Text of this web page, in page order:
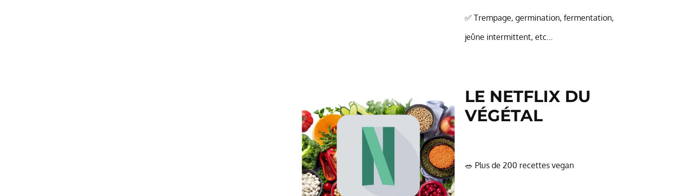
✅ Trempage, germination, fermentation,
jeûne intermittent, etc...
LE NETFLIX DU
VÉGÉTAL
🥗 Plus de 200 recettes vegan